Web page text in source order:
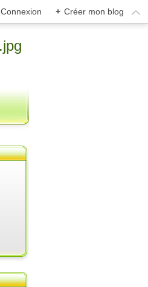
Connexion + Créer mon blog